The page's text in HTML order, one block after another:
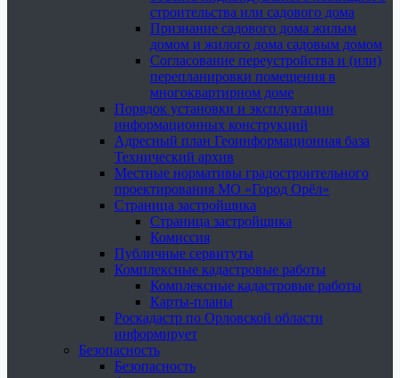
строительства или садового дома
Признание садового дома жилым
домом и жилого дома садовым домом
Согласование переустройства и (или)
перепланировки помещения в
многоквартирном доме
Порядок установки и эксплуатации
информационных конструкций
Адресный план Геоинформационная база
Технический архив
Местные нормативы градостроительного
проектирования МО «Город Орёл»
Страница застройщика
Страница застройщика
Комиссия
Публичные сервитуты
Комплексные кадастровые работы
Комплексные кадастровые работы
Карты-планы
Роскадастр по Орловской области
информирует
Безопасность
Безопасность